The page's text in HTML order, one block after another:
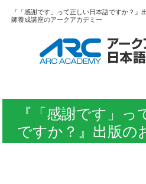
『「感謝です」って正しい日本語ですか？』
師養成講座のアークアカデミー
『「感謝です」
ですか？』出版の